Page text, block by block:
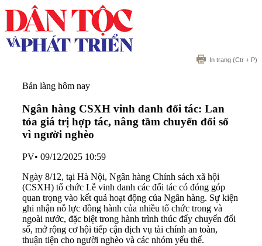
In trang (Ctr + P)
Bản làng hôm nay
Ngân hàng CSXH vinh danh đối tác: Lan
tỏa giá trị hợp tác, nâng tầm chuyển đổi số
vì người nghèo
PV• 09/12/2025 10:59
Ngày 8/12, tại Hà Nội, Ngân hàng Chính sách xã hội
(CSXH) tổ chức Lễ vinh danh các đối tác có đóng góp
quan trọng vào kết quả hoạt động của Ngân hàng. Sự kiện
ghi nhận nỗ lực đồng hành của nhiều tổ chức trong và
ngoài nước, đặc biệt trong hành trình thúc đẩy chuyển đổi
số, mở rộng cơ hội tiếp cận dịch vụ tài chính an toàn,
thuận tiện cho người nghèo và các nhóm yếu thế.